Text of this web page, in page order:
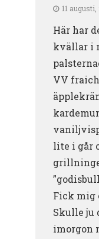
11
Här har
kvällar i
VV
lite i går
Fick mig
Skulle ju
imorgon